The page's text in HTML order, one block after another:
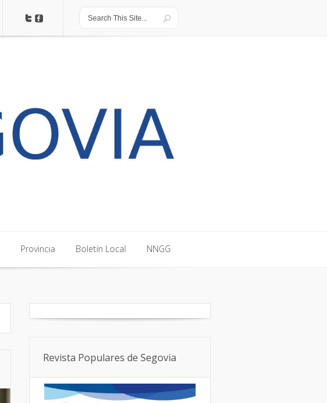
Provincia Boletín Local NNGG
Revista Populares de Segovia